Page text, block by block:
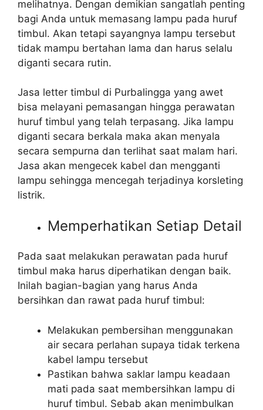
melihatnya. Dengan demikian sangatlah penting
bagi Anda untuk memasang lampu pada huruf
timbul. Akan tetapi sayangnya lampu tersebut
tidak mampu bertahan lama dan harus selalu
diganti secara rutin.
Jasa letter timbul di Purbalingga yang awet
bisa melayani pemasangan hingga perawatan
huruf timbul yang telah terpasang. Jika lampu
diganti secara berkala maka akan menyala
secara sempurna dan terlihat saat malam hari.
Jasa akan mengecek kabel dan mengganti
lampu sehingga mencegah terjadinya korsleting
listrik.
Memperhatikan Setiap Detail
Pada saat melakukan perawatan pada huruf
timbul maka harus diperhatikan dengan baik.
Inilah bagian-bagian yang harus Anda
bersihkan dan rawat pada huruf timbul:
Melakukan pembersihan menggunakan
air secara perlahan supaya tidak terkena
kabel lampu tersebut
Pastikan bahwa saklar lampu keadaan
mati pada saat membersihkan lampu di
huruf timbul. Sebab akan menimbulkan